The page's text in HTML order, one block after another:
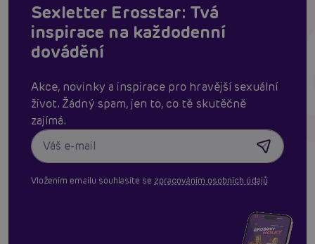
Sexletter Erosstar: Tvá
inspirace na každodenní
dovádění
Akce, novinky a inspirace pro hravější sexuální
život. Žádný spam, jen to, co tě skutěčně
zajímá.
Vložením emailu souhlasíte se zpracováním osobních údajů